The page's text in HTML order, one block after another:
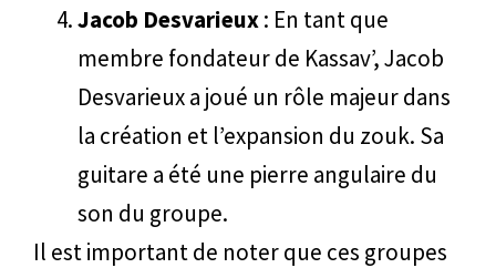
Jacob Desvarieux: En tant que
membre fondateur de Kassav’, Jacob
Desvarieux a joué un rôle majeur dans
la création et l’expansion du zouk. Sa
guitare a été une pierre angulaire du
son du groupe.
Il est important de noter que ces groupes